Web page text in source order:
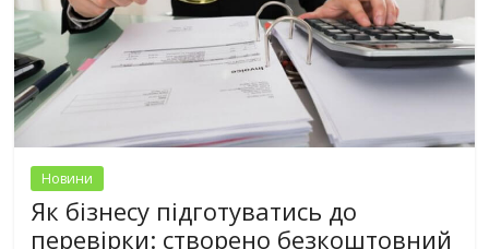
Новини
Як бізнесу підготуватись до
перевірки: створено безкоштовний